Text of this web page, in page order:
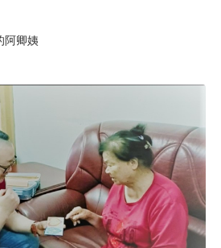
阿卿姨